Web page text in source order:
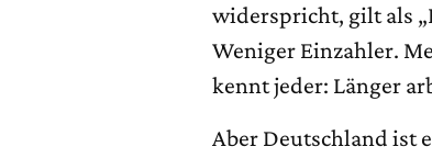
widerspricht, gilt als
Weniger Einzahler.
kennt jeder: Länger
Aber Deutschland ist